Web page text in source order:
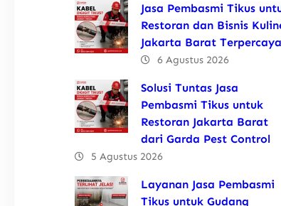
Jasa Pembasmi Tikus
Restoran dan Bisnis
Jakarta Barat Terpercaya
6 Agustus 2026
Solusi Tuntas Jasa
Pembasmi Tikus untuk
Restoran Jakarta Barat
dari Garda Pest Control
5 Agustus 2026
Layanan Jasa Pembasmi
Tikus untuk Gudang